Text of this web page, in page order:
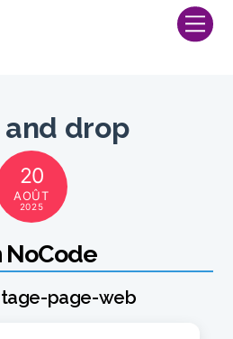
drop
20
AOÛT
2025
NoCode
page-web